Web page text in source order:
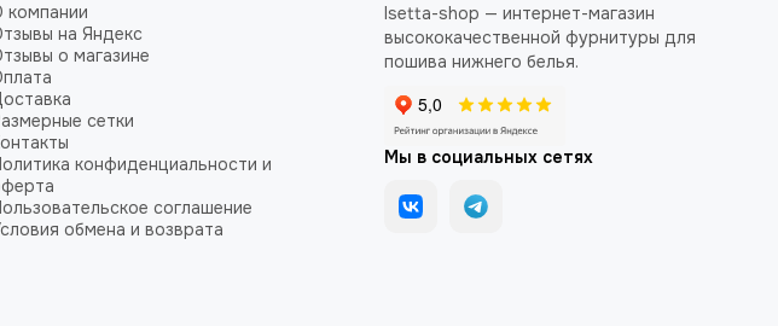
компании
на Яндекс
о магазине
сетки
конфиденциальности и
соглашение
обмена и возврата
Isetta-shop — интернет-магазин
высококачественной фурнитуры для
пошива нижнего белья.
Мы в социальных сетях